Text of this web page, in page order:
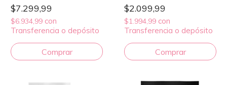
$7.299,99
$6.934,99 con
Transferencia o depósito
$2.099,99
$1.994,99 con
Transferencia o depósito